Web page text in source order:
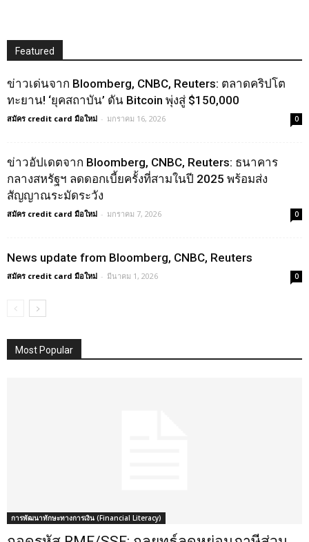
Featured
ข่าวเด่นจาก Bloomberg, CNBC, Reuters: ตลาดคริปโต
ทะยาน! ‘ยุคสถาบัน’ ดัน Bitcoin พุ่งสู่ $150,000
สมัคร credit card มือใหม่ - มกราคม 16, 2026 0
ข่าวอัปเดตจาก Bloomberg, CNBC, Reuters: ธนาคาร
กลางสหรัฐฯ ลดดอกเบี้ยครั้งที่สามในปี 2025 พร้อมส่ง
สัญญาณระมัดระวัง
สมัคร credit card มือใหม่ - มกราคม 7, 2026 0
News update from Bloomberg, CNBC, Reuters
สมัคร credit card มือใหม่ - มีนาคม 1, 2026 0
Most Popular
การพัฒนาทักษะทางการเงิน (Financial Literacy)